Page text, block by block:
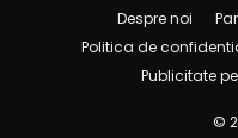
Despre noi
Politica de
Publicitate
©